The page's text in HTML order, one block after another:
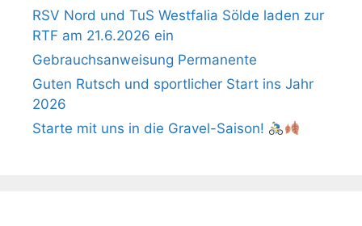
RSV Nord und TuS Westfalia Sölde laden zur
RTF am 21.6.2026 ein
Gebrauchsanweisung Permanente
Guten Rutsch und sportlicher Start ins Jahr
2026
Starte mit uns in die Gravel-Saison!